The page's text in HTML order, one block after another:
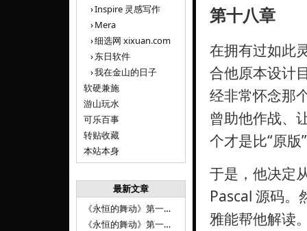
Inspire 灵感写作
Mera
细选网 xixuan.com
东日软件
我在金山的日子
软硬兼施
游山玩水
可乐百事
转贴收藏
本站本身
最新文章
《永恒的舞动》第一百二十八章
《永恒的舞动》第一百二十七章
第十八章
在拥有过如此
合他原本设计
经非常怀念那
曾助他作战、
个才是比“原
于是，他决定
Pascal 源码。
雅能帮他解读